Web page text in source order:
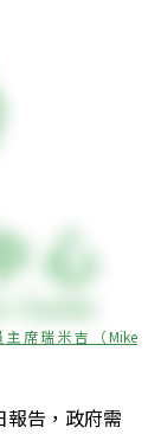
席瑞米吉（Mike
報告，政府需